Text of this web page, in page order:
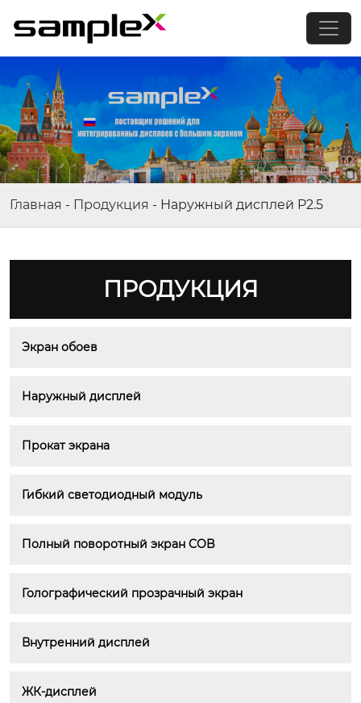
Главная - Продукция - Наружный дисплей P2.5
ПРОДУКЦИЯ
Экран обоев
Наружный дисплей
Прокат экрана
Гибкий светодиодный модуль
Полный поворотный экран COB
Голографический прозрачный экран
Внутренний дисплей
ЖК-дисплей